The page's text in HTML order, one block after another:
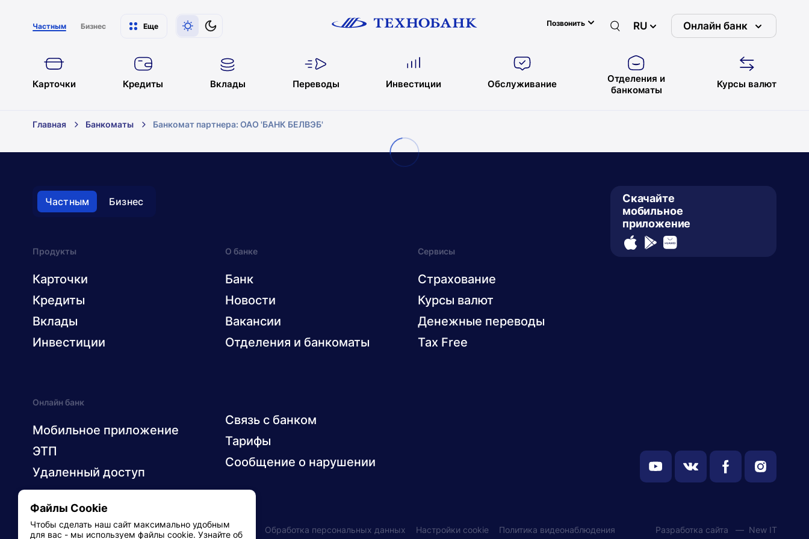
Частным Бизнес Еще Позвонить RU Онлайн банк
Карточки Кредиты Вклады Переводы Инвестиции Обслуживание
Отделения и
банкоматы
Курсы валют
Главная Банкоматы Банкомат партнера: ОАО 'БАНК БЕЛВЭБ'
Отделения
Частным Бизнес
Продукты
Карточки
Кредиты
Вклады
Инвестиции
О банке
Банк
Новости
Вакансии
Отделения и банкоматы
Сервисы
Страхование
Курсы валют
Денежные переводы
Tax Free
Онлайн банк
Мобильное приложение
ЭТП
Удаленный доступ
Связь с банком
Тарифы
Сообщение о нарушении
Скачайте
мобильное
приложение
© 2026 ОАО «Технобанк» Раскрытие информации Обработка персональных данных Настройки cookie Политика видеонаблюдения Разработка сайта — New IT
Файлы Cookie
Чтобы сделать наш сайт максимально удобным
для вас - мы используем файлы cookie. Узнайте об